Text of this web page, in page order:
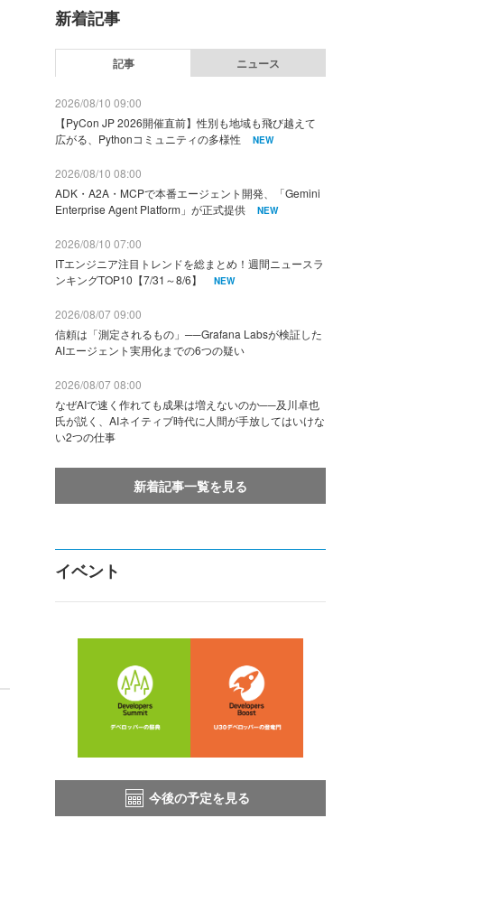
新着記事
記事 ニュース
2026/08/10 09:00
【PyCon JP 2026開催直前】性別も地域も飛び越えて
広がる、Pythonコミュニティの多様性
NEW
2026/08/10 08:00
ADK・A2A・MCPで本番エージェント開発、「Gemini
Enterprise Agent Platform」が正式提供
NEW
2026/08/10 07:00
ITエンジニア注目トレンドを総まとめ！週間ニュースラ
ンキングTOP10【7/31～8/6】
NEW
2026/08/07 09:00
信頼は「測定されるもの」──Grafana Labsが検証した
AIエージェント実用化までの6つの疑い
2026/08/07 08:00
なぜAIで速く作れても成果は増えないのか──及川卓也
氏が説く、AIネイティブ時代に人間が手放してはいけな
い2つの仕事
新着記事一覧を見る
イベント
今後の予定を見る